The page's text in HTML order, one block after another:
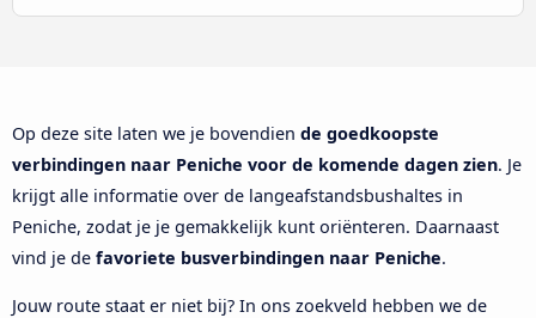
Op deze site laten we je bovendien de goedkoopste
verbindingen naar Peniche voor de komende dagen zien. Je
krijgt alle informatie over de langeafstandsbushaltes in
Peniche, zodat je je gemakkelijk kunt oriënteren. Daarnaast
vind je de favoriete busverbindingen naar Peniche.
Jouw route staat er niet bij? In ons zoekveld hebben we de